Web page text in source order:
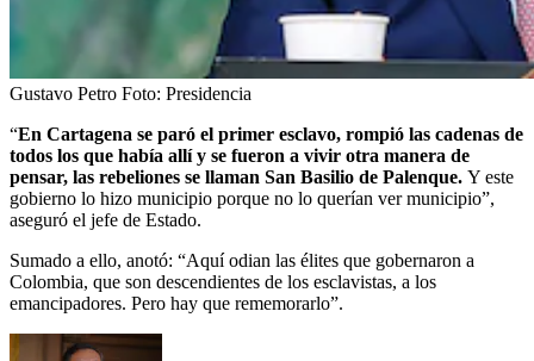
Gustavo Petro Foto: Presidencia
“En Cartagena se paró el primer esclavo, rompió las cadenas de
todos los que había allí y se fueron a vivir otra manera de
pensar, las rebeliones se llaman San Basilio de Palenque. Y este
gobierno lo hizo municipio porque no lo querían ver municipio”,
aseguró el jefe de Estado.
Sumado a ello, anotó: “Aquí odian las élites que gobernaron a
Colombia, que son descendientes de los esclavistas, a los
emancipadores. Pero hay que rememorarlo”.